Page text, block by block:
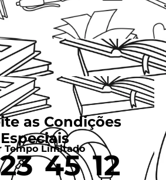
as Condições
Especiais
Tempo Limitado
45 10